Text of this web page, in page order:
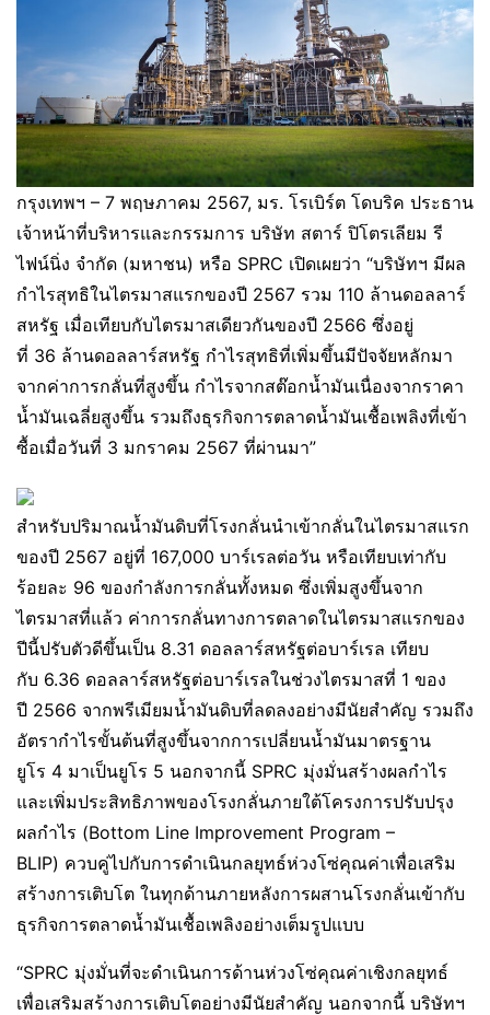
กรุงเทพฯ – 7 พฤษภาคม 2567, มร. โรเบิร์ต โดบริค ประธาน
เจ้าหน้าที่บริหารและกรรมการ บริษัท สตาร์ ปิโตรเลียม รี
ไฟน์นิ่ง จำกัด (มหาชน) หรือ SPRC เปิดเผยว่า “บริษัทฯ มีผล
กำไรสุทธิในไตรมาสแรกของปี 2567 รวม 110 ล้านดอลลาร์
สหรัฐ เมื่อเทียบกับไตรมาสเดียวกันของปี 2566 ซึ่งอยู่
ที่ 36 ล้านดอลลาร์สหรัฐ กำไรสุทธิที่เพิ่มขึ้นมีปัจจัยหลักมา
จากค่าการกลั่นที่สูงขึ้น กำไรจากสต๊อกน้ำมันเนื่องจากราคา
น้ำมันเฉลี่ยสูงขึ้น รวมถึงธุรกิจการตลาดน้ำมันเชื้อเพลิงที่เข้า
ซื้อเมื่อวันที่ 3 มกราคม 2567 ที่ผ่านมา”
สำหรับปริมาณน้ำมันดิบที่โรงกลั่นนำเข้ากลั่นในไตรมาสแรก
ของปี 2567 อยู่ที่ 167,000 บาร์เรลต่อวัน หรือเทียบเท่ากับ
ร้อยละ 96 ของกำลังการกลั่นทั้งหมด ซึ่งเพิ่มสูงขึ้นจาก
ไตรมาสที่แล้ว ค่าการกลั่นทางการตลาดในไตรมาสแรกของ
ปีนี้ปรับตัวดีขึ้นเป็น 8.31 ดอลลาร์สหรัฐต่อบาร์เรล เทียบ
กับ 6.36 ดอลลาร์สหรัฐต่อบาร์เรลในช่วงไตรมาสที่ 1 ของ
ปี 2566 จากพรีเมียมน้ำมันดิบที่ลดลงอย่างมีนัยสําคัญ รวมถึง
อัตรากําไรขั้นต้นที่สูงขึ้นจากการเปลี่ยนน้ำมันมาตรฐาน
ยูโร 4 มาเป็นยูโร 5 นอกจากนี้ SPRC มุ่งมั่นสร้างผลกำไร
และเพิ่มประสิทธิภาพของโรงกลั่นภายใต้โครงการปรับปรุง
ผลกำไร (Bottom Line Improvement Program –
BLIP) ควบคู่ไปกับการดำเนินกลยุทธ์ห่วงโซ่คุณค่าเพื่อเสริม
สร้างการเติบโต ในทุกด้านภายหลังการผสานโรงกลั่นเข้ากับ
ธุรกิจการตลาดน้ำมันเชื้อเพลิงอย่างเต็มรูปแบบ
“SPRC มุ่งมั่นที่จะดำเนินการด้านห่วงโซ่คุณค่าเชิงกลยุทธ์
เพื่อเสริมสร้างการเติบโตอย่างมีนัยสำคัญ นอกจากนี้ บริษัทฯ